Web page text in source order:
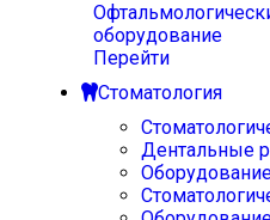
оборудование
Перейти
Стоматология
Дентальные